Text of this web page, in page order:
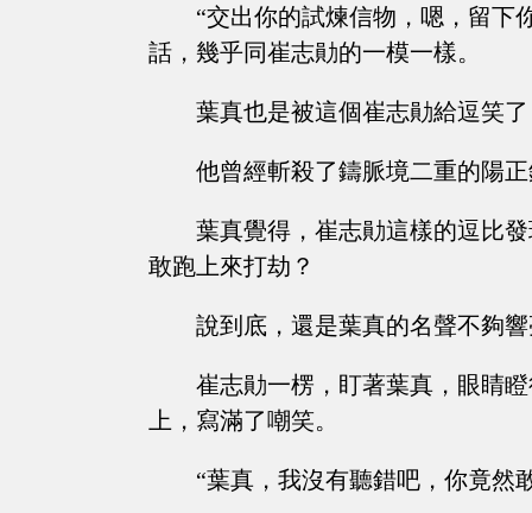
“交出你的試煉信物，嗯，留下
話，幾乎同崔志勛的一模一樣。
葉真也是被這個崔志勛給逗笑
他曾經斬殺了鑄脈境二重的陽
葉真覺得，崔志勛這樣的逗比
敢跑上來打劫？
說到底，還是葉真的名聲不夠
崔志勛一楞，盯著葉真，眼睛
上，寫滿了嘲笑。
“葉真，我沒有聽錯吧，你竟然